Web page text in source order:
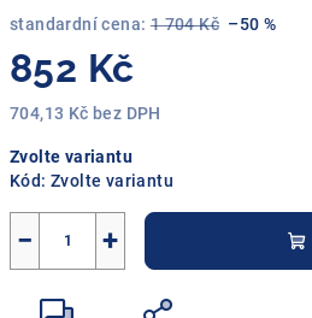
standardní cena: 1 704 Kč –50 %
852 Kč
704,13 Kč bez DPH
cena:
Zvolte variantu
Kód: Zvolte variantu
+
−